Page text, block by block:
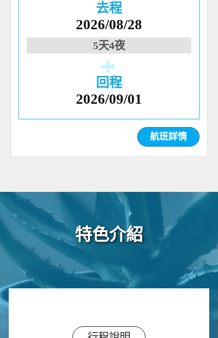
去程
2026/08/28
5天4夜
回程
2026/09/01
航班詳情
特色介紹